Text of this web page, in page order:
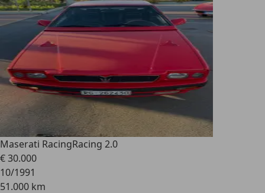
Maserati RacingRacing 2.0
€ 30.000
10/1991
51.000 km